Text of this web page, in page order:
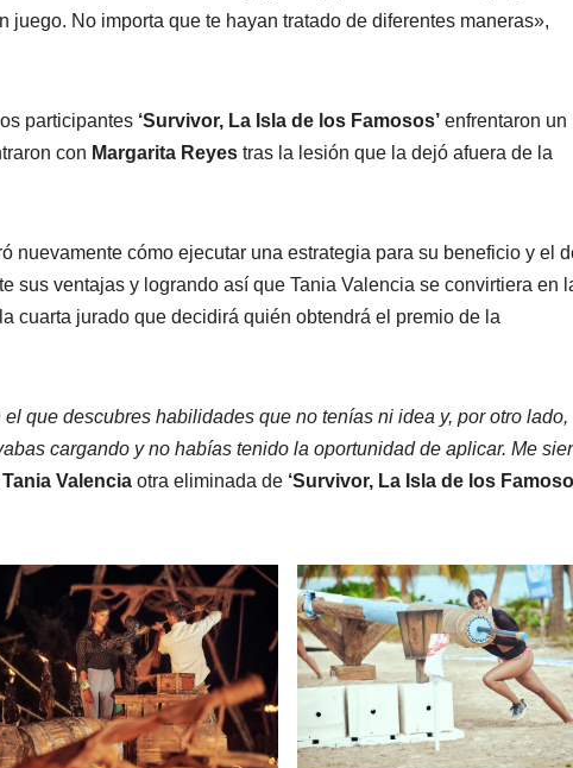
juego. No importa que te hayan tratado de diferentes maneras»,
participantes ‘Survivor, La Isla de los Famosos’ enfrentaron un
con Margarita Reyes tras la lesión que la dejó afuera de la
nuevamente cómo ejecutar una estrategia para su beneficio y el
sus ventajas y logrando así que Tania Valencia se convirtiera en
cuarta jurado que decidirá quién obtendrá el premio de la
que descubres habilidades que no tenías ni idea y, por otro lado,
cargando y no habías tenido la oportunidad de aplicar. Me
Tania Valencia otra eliminada de ‘Survivor, La Isla de los